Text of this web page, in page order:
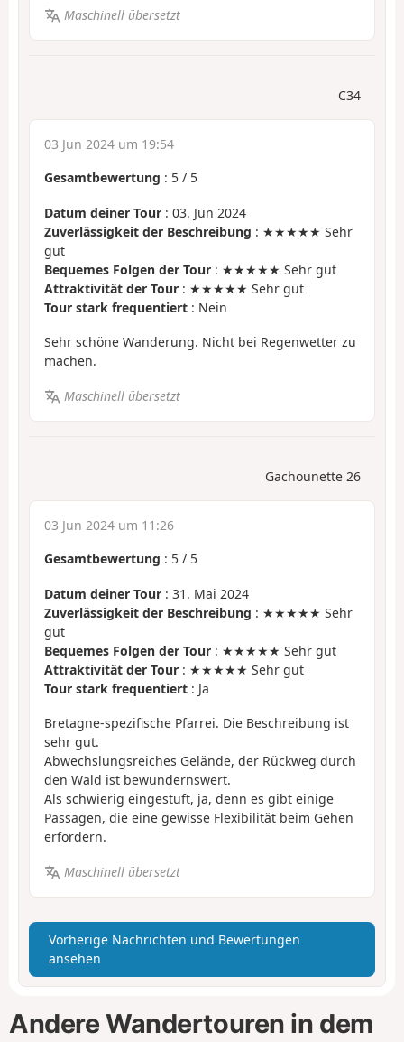
Maschinell übersetzt
C34
03 Jun 2024 um 19:54
Gesamtbewertung : 5 / 5
Datum deiner Tour : 03. Jun 2024
Zuverlässigkeit der Beschreibung : ★★★★★ Sehr
gut
Bequemes Folgen der Tour : ★★★★★ Sehr gut
Attraktivität der Tour : ★★★★★ Sehr gut
Tour stark frequentiert : Nein
Sehr schöne Wanderung. Nicht bei Regenwetter zu
machen.
Maschinell übersetzt
Gachounette 26
03 Jun 2024 um 11:26
Gesamtbewertung : 5 / 5
Datum deiner Tour : 31. Mai 2024
Zuverlässigkeit der Beschreibung : ★★★★★ Sehr
gut
Bequemes Folgen der Tour : ★★★★★ Sehr gut
Attraktivität der Tour : ★★★★★ Sehr gut
Tour stark frequentiert : Ja
Bretagne-spezifische Pfarrei. Die Beschreibung ist
sehr gut.
Abwechslungsreiches Gelände, der Rückweg durch
den Wald ist bewundernswert.
Als schwierig eingestuft, ja, denn es gibt einige
Passagen, die eine gewisse Flexibilität beim Gehen
erfordern.
Maschinell übersetzt
Vorherige Nachrichten und Bewertungen
ansehen
Andere Wandertouren in dem